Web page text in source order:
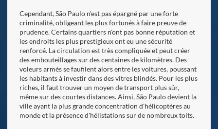
Cependant, São Paulo n'est pas épargné par une forte
criminalité, obligeant les plus fortunés à faire preuve de
prudence. Certains quartiers n'ont pas bonne réputation et
les endroits les plus prestigieux ont eu une sécurité
renforcé. La circulation est très compliquée et peut créer
des embouteillages sur des centaines de kilomètres. Des
voleurs armés se faufilent alors entre les voitures, poussant
les habitants à investir dans des vitres blindés. Pour les plus
riches, il faut trouver un moyen de transport plus sûr,
même sur des courtes distances. Ainsi, São Paulo devient la
ville ayant la plus grande concentration d'hélicoptères au
monde et la présence d'hélistations sur de nombreux toits.